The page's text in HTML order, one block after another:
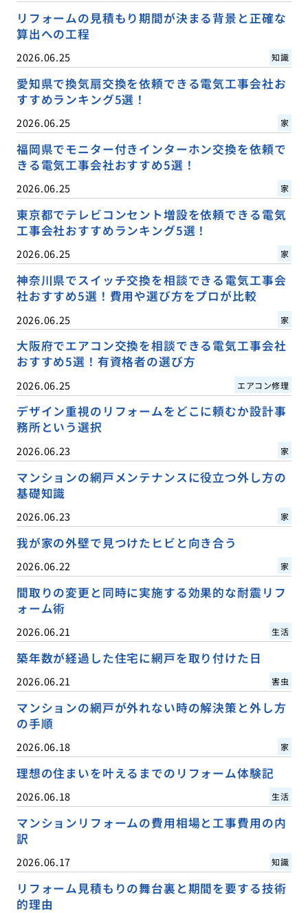
リフォームの見積もり期間が決まる背景と正確な
算出への工程
2026.06.25 知識
愛知県で換気扇交換を依頼できる電気工事会社お
すすめランキング5選！
2026.06.25 家
福岡県でモニター付きインターホン交換を依頼で
きる電気工事会社おすすめ5選！
2026.06.25 家
東京都でテレビコンセント増設を依頼できる電気
工事会社おすすめランキング5選！
2026.06.25 家
神奈川県でスイッチ交換を相談できる電気工事会
社おすすめ5選！費用や選び方をプロが比較
2026.06.25 家
大阪府でエアコン交換を相談できる電気工事会社
おすすめ5選！有資格者の選び方
2026.06.25 エアコン修理
デザイン重視のリフォームをどこに頼むか設計事
務所という選択
2026.06.23 家
マンションの網戸メンテナンスに役立つ外し方の
基礎知識
2026.06.23 家
我が家の外壁で見つけたヒビと向き合う
2026.06.22 家
間取りの変更と同時に実施する効果的な耐震リフ
ォーム術
2026.06.21 生活
築年数が経過した住宅に網戸を取り付けた日
2026.06.21 害虫
マンションの網戸が外れない時の解決策と外し方
の手順
2026.06.18 家
理想の住まいを叶えるまでのリフォーム体験記
2026.06.18 生活
マンションリフォームの費用相場と工事費用の内
訳
2026.06.17 知識
リフォーム見積もりの舞台裏と期間を要する技術
的理由